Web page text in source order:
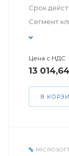
Срок
Сегмент
Цена с НДС
13
В